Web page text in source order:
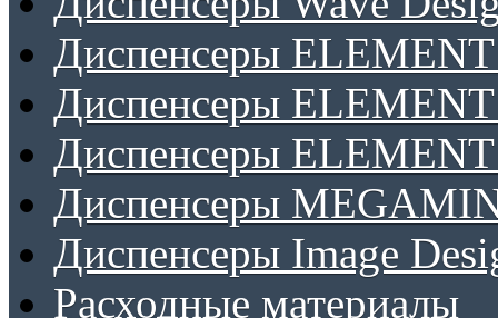
Диспенсеры
Диспенсеры
Диспенсеры
Диспенсеры
Диспенсеры Image
Расходные материалы